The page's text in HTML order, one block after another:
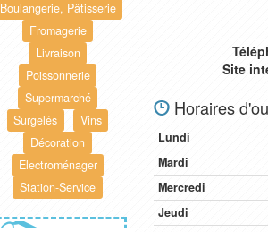
Boulangerie, Pâtisserie
Fromagerie
Livraison
Poissonnerie
Supermarché
Surgelés
Vins
Décoration
Electroménager
Station-Service
Site
Horaires
Lundi
Mardi
Mercredi
Jeudi